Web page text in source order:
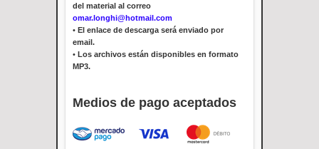
del material al correo
omar.longhi@hotmail.com
• El enlace de descarga será enviado por
email.
• Los archivos están disponibles en formato
MP3.
Medios de pago aceptados